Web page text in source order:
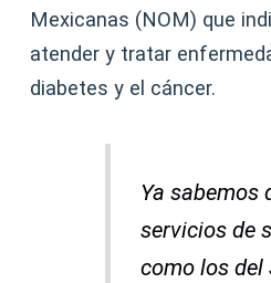
Mexicanas (NOM) que
atender y tratar
diabetes y el cáncer.
Ya sabemos
servicios de
como los del